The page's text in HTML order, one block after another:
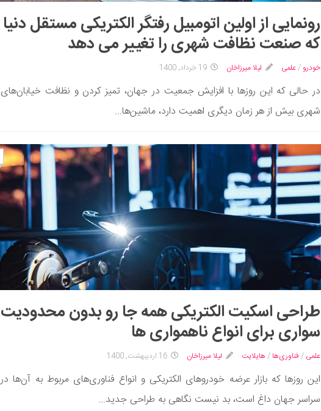
رونمایی از اولین اتومبیل رفتگر الکتریکی مستقل دنیا
که صنعت نظافت شهری را تغییر می دهد
خودرو /علمی لیلا میرزاخان 19 خرداد, 1400
در حالی که این روزها با افزایش جمعیت در جهان، تمیز کردن و نظافت خیابان‌های
شهری بیش از هر زمان دیگری اهمیت دارد، ماشین‌ها...
طراحی اسکیت الکتریکی همه جا رو بدون محدودیت
سواری برای انواع ناهمواری ها
علمی / فناوری‌ها / هایلایت لیلا میرزاخان 16 اردیبهشت, 1400
این روزها که بازار عرضه خودروهای الکتریکی و انواع فناوری‌های مربوط به آن‌ها در
سراسر جهان داغ است، بد نیست نگاهی به طراحی جدید...